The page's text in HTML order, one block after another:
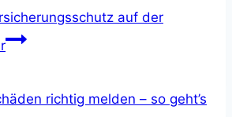
auf der